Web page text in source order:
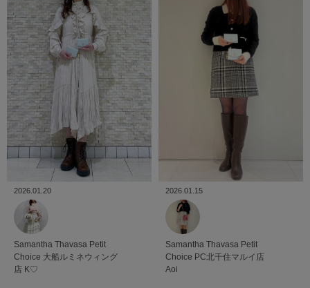
2026.01.20
Samantha Thavasa Petit
Choice 大船ルミネウィング
店 K♡
2026.01.15
Samantha Thavasa Petit
Choice PC北千住マルイ店
Aoi